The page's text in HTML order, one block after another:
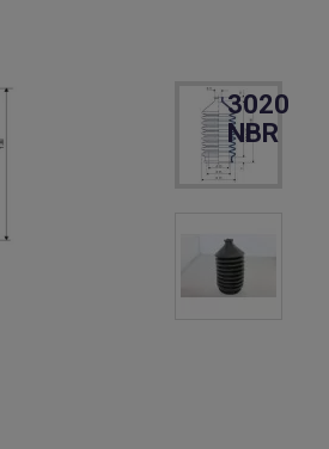
3020
NBR